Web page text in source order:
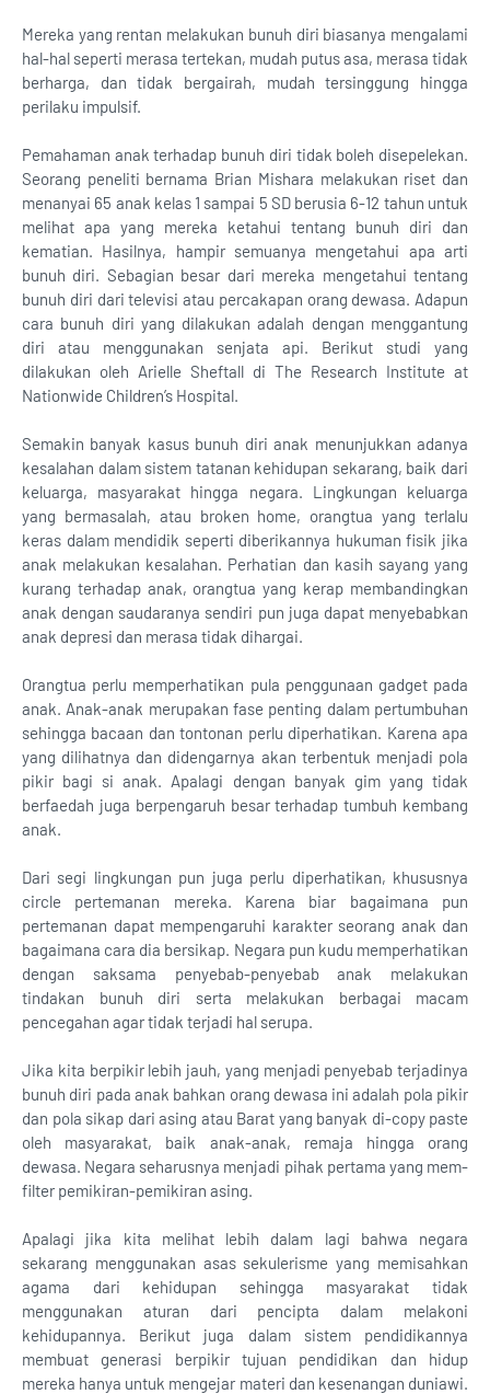
Mereka yang rentan melakukan bunuh diri biasanya mengalami
hal-hal seperti merasa tertekan, mudah putus asa, merasa tidak
berharga, dan tidak bergairah, mudah tersinggung hingga
perilaku impulsif.
Pemahaman anak terhadap bunuh diri tidak boleh disepelekan.
Seorang peneliti bernama Brian Mishara melakukan riset dan
menanyai 65 anak kelas 1 sampai 5 SD berusia 6-12 tahun untuk
melihat apa yang mereka ketahui tentang bunuh diri dan
kematian. Hasilnya, hampir semuanya mengetahui apa arti
bunuh diri. Sebagian besar dari mereka mengetahui tentang
bunuh diri dari televisi atau percakapan orang dewasa. Adapun
cara bunuh diri yang dilakukan adalah dengan menggantung
diri atau menggunakan senjata api. Berikut studi yang
dilakukan oleh Arielle Sheftall di The Research Institute at
Nationwide Children’s Hospital.
Semakin banyak kasus bunuh diri anak menunjukkan adanya
kesalahan dalam sistem tatanan kehidupan sekarang, baik dari
keluarga, masyarakat hingga negara. Lingkungan keluarga
yang bermasalah, atau broken home, orangtua yang terlalu
keras dalam mendidik seperti diberikannya hukuman fisik jika
anak melakukan kesalahan. Perhatian dan kasih sayang yang
kurang terhadap anak, orangtua yang kerap membandingkan
anak dengan saudaranya sendiri pun juga dapat menyebabkan
anak depresi dan merasa tidak dihargai.
Orangtua perlu memperhatikan pula penggunaan gadget pada
anak. Anak-anak merupakan fase penting dalam pertumbuhan
sehingga bacaan dan tontonan perlu diperhatikan. Karena apa
yang dilihatnya dan didengarnya akan terbentuk menjadi pola
pikir bagi si anak. Apalagi dengan banyak gim yang tidak
berfaedah juga berpengaruh besar terhadap tumbuh kembang
anak.
Dari segi lingkungan pun juga perlu diperhatikan, khususnya
circle pertemanan mereka. Karena biar bagaimana pun
pertemanan dapat mempengaruhi karakter seorang anak dan
bagaimana cara dia bersikap. Negara pun kudu memperhatikan
dengan saksama penyebab-penyebab anak melakukan
tindakan bunuh diri serta melakukan berbagai macam
pencegahan agar tidak terjadi hal serupa.
Jika kita berpikir lebih jauh, yang menjadi penyebab terjadinya
bunuh diri pada anak bahkan orang dewasa ini adalah pola pikir
dan pola sikap dari asing atau Barat yang banyak di-copy paste
oleh masyarakat, baik anak-anak, remaja hingga orang
dewasa. Negara seharusnya menjadi pihak pertama yang mem-
filter pemikiran-pemikiran asing.
Apalagi jika kita melihat lebih dalam lagi bahwa negara
sekarang menggunakan asas sekulerisme yang memisahkan
agama dari kehidupan sehingga masyarakat tidak
menggunakan aturan dari pencipta dalam melakoni
kehidupannya. Berikut juga dalam sistem pendidikannya
membuat generasi berpikir tujuan pendidikan dan hidup
mereka hanya untuk mengejar materi dan kesenangan duniawi.